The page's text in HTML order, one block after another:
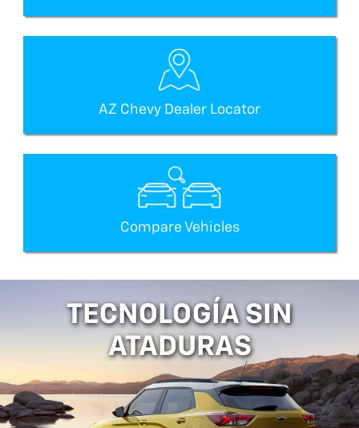
AZ Chevy Dealer Locator
Compare Vehicles
TECNOLOGÍA SIN
ATADURAS